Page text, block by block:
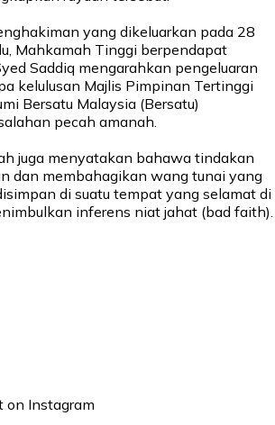
yang dikeluarkan pada 28
Mahkamah Tinggi berpendapat
Saddiq mengarahkan pengeluaran
kelulusan Majlis Pimpinan Tertinggi
Bersatu Malaysia (Bersatu)
pecah amanah.
juga menyatakan bahawa tindakan
dan membahagikan wang tunai yang
di suatu tempat yang selamat di
inferens niat jahat (bad faith).
on Instagram